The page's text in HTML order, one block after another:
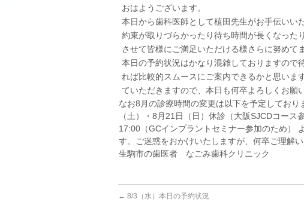
おはようございます。
本日から歯科医師として植田先生がお手伝いい
約束が取りづらかったり待ち時間が長くなった
させて皆様にご満足いただける様さらに努めて
本日の予約状況はかなり混雑しておりますので
れば比較的スムースにご案内できるかと思い
ていただきますので、本日も何卒よろしくお願
なお8月の診療時間の変更は以下を予定してお
（土）・8月21日（日）休診（大阪SJCDコー
17:00（GCインプラントセミナー参加のため）
す。ご迷惑をおかけいたしますが、何卒ご理解
生駒市の歯医者 なごみ歯科クリニック
← 8/3（水）本日の予約状況